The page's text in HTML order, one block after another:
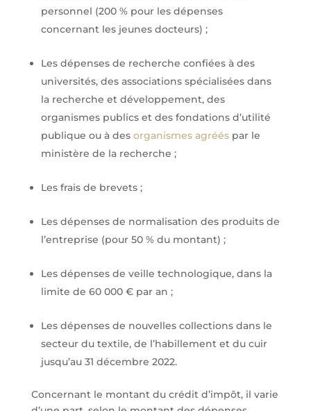
personnel (200 % pour les dépenses
concernant les jeunes docteurs) ;
Les dépenses de recherche confiées à des
universités, des associations spécialisées dans
la recherche et développement, des
organismes publics et des fondations d’utilité
publique ou à des organismes agrééspar le
ministère de la recherche ;
Les frais de brevets ;
Les dépenses de normalisation des produits de
l’entreprise (pour 50 % du montant) ;
Les dépenses de veille technologique, dans la
limite de 60 000 € par an ;
Les dépenses de nouvelles collections dans le
secteur du textile, de l’habillement et du cuir
jusqu’au 31 décembre 2022.
Concernant le montant du crédit d’impôt, il varie